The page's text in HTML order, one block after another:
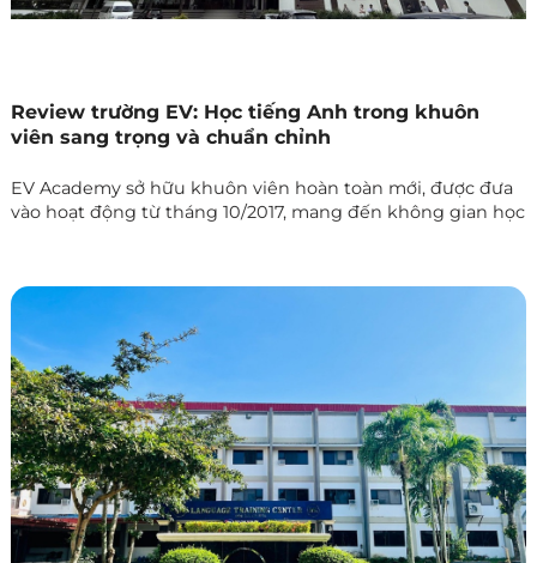
Review trường EV: Học tiếng Anh trong khuôn
viên sang trọng và chuẩn chỉnh
EV Academy sở hữu khuôn viên hoàn toàn mới, được đưa
vào hoạt động từ tháng 10/2017, mang đến không gian học
tiếng Anh và không ngừng nâng cao chất lượng giảng dạy
qua từng năm.